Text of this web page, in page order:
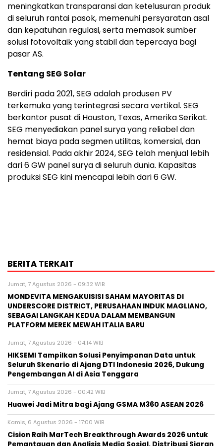
meningkatkan transparansi dan ketelusuran produk
di seluruh rantai pasok, memenuhi persyaratan asal
dan kepatuhan regulasi, serta memasok sumber
solusi fotovoltaik yang stabil dan tepercaya bagi
pasar AS.
Tentang SEG Solar
Berdiri pada 2021, SEG adalah produsen PV
terkemuka yang terintegrasi secara vertikal. SEG
berkantor pusat di Houston, Texas, Amerika Serikat.
SEG menyediakan panel surya yang reliabel dan
hemat biaya pada segmen utilitas, komersial, dan
residensial. Pada akhir 2024, SEG telah menjual lebih
dari 6 GW panel surya di seluruh dunia. Kapasitas
produksi SEG kini mencapai lebih dari 6 GW.
BERITA TERKAIT
Jumat, 7 Agustus 2026 - 09:32 WIB
MONDEVITA MENGAKUISISI SAHAM MAYORITAS DI
UNDERSCORE DISTRICT, PERUSAHAAN INDUK MAGLIANO,
SEBAGAI LANGKAH KEDUA DALAM MEMBANGUN
PLATFORM MEREK MEWAH ITALIA BARU
Jumat, 7 Agustus 2026 - 04:14 WIB
HIKSEMI Tampilkan Solusi Penyimpanan Data untuk
Seluruh Skenario di Ajang DTI Indonesia 2026, Dukung
Pengembangan AI di Asia Tenggara
Jumat, 7 Agustus 2026 - 00:42 WIB
Huawei Jadi Mitra bagi Ajang GSMA M360 ASEAN 2026
Kamis, 6 Agustus 2026 - 17:00 WIB
Cision Raih MarTech Breakthrough Awards 2026 untuk